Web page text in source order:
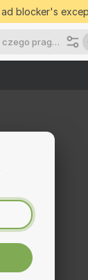
blocker's